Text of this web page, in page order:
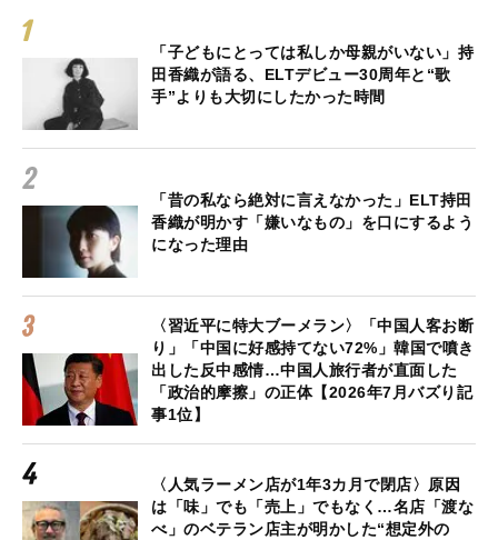
「子どもにとっては私しか母親がいない」持
田香織が語る、ELTデビュー30周年と“歌
手”よりも大切にしたかった時間
「昔の私なら絶対に言えなかった」ELT持田
香織が明かす「嫌いなもの」を口にするよう
になった理由
〈習近平に特大ブーメラン〉「中国人客お断
り」「中国に好感持てない72%」韓国で噴き
出した反中感情…中国人旅行者が直面した
「政治的摩擦」の正体【2026年7月バズり記
事1位】
〈人気ラーメン店が1年3カ月で閉店〉原因
は「味」でも「売上」でもなく…名店「渡な
べ」のベテラン店主が明かした“想定外の